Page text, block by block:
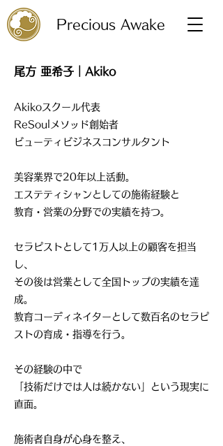
Precious Awake
尾方 亜希子｜Akiko
Akikoスクール代表
ReSoulメソッド創始者
ビューティビジネスコンサルタント
美容業界で20年以上活動。
エステティシャンとしての施術経験と
教育・営業の分野での実績を持つ。
セラピストとして1万人以上の顧客を担当
し、
その後は営業として全国トップの実績を達
成。
教育コーディネイターとして数百名のセラピ
ストの育成・指導を行う。
その経験の中で
「技術だけでは人は続かない」という現実に
直面。
施術者自身が心身を整え、